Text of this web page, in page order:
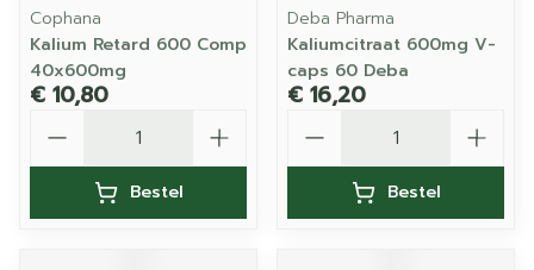
Cophana
Kalium Retard 600 Comp
40x600mg
€ 10,80
Bestel
Deba Pharma
Kaliumcitraat 600mg V-
caps 60 Deba
€ 16,20
Bestel